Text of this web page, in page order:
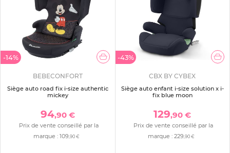
-14%
BEBECONFORT
Siège auto road fix i-size authentic
mickey
94,90 €
Prix de vente conseillé par la
marque :109,90 €
-43%
CBX BY CYBEX
Siège auto enfant i-size solution x i-
fix blue moon
129,90 €
Prix de vente conseillé par la
marque :229,90 €